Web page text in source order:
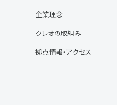
企業理念
クレオの取組み
拠点情報・アクセス